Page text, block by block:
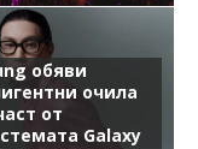
обяви
очила
от
Galaxy